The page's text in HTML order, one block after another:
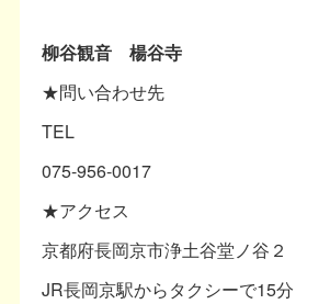
柳谷観音 楊谷寺
★問い合わせ先
TEL
075-956-0017
★アクセス
京都府長岡京市浄土谷堂ノ谷２
JR長岡京駅からタクシーで15分